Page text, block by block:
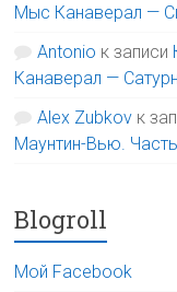
Мыс Канаверал —
Antonio к записи
Канаверал —
Alex Zubkov к
Маунтин-Вью.
Blogroll
Мой Facebook